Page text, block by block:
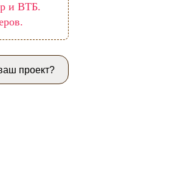
и ВТБ.
проект?